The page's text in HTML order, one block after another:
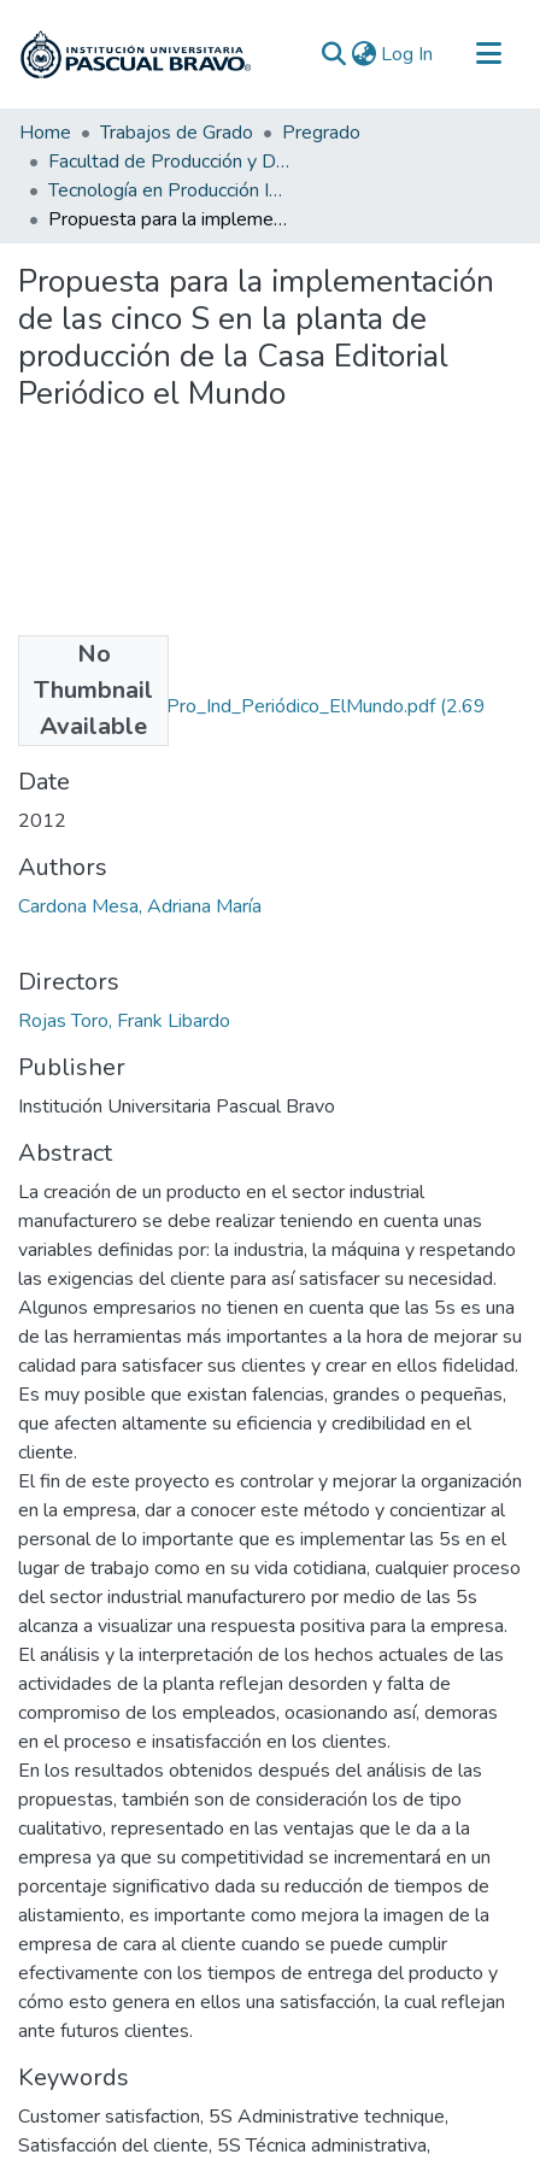
Log In (current)
Communities & Collections
All of DSpace
Statistics
Home Trabajos de Grado
Pregrado
Facultad de Producción y Diseño
Tecnología en Producción Industrial
Propuesta para la implementación de las cinco S en la planta de producción de la Casa Editorial Periódico el Mundo
Propuesta para la implementación
de las cinco S en la planta de
producción de la Casa Editorial
Periódico el Mundo
No
Thumbnail
Available
Rep_iupb_Tec_Pro_Ind_Periódico_ElMundo.pdf(2.69
MB)
Date
2012
Authors
Cardona Mesa, Adriana María
Directors
Rojas Toro, Frank Libardo
Publisher
Institución Universitaria Pascual Bravo
Abstract
La creación de un producto en el sector industrial
manufacturero se debe realizar teniendo en cuenta unas
variables definidas por: la industria, la máquina y respetando
las exigencias del cliente para así satisfacer su necesidad.
Algunos empresarios no tienen en cuenta que las 5s es una
de las herramientas más importantes a la hora de mejorar su
calidad para satisfacer sus clientes y crear en ellos fidelidad.
Es muy posible que existan falencias, grandes o pequeñas,
que afecten altamente su eficiencia y credibilidad en el
cliente.
El fin de este proyecto es controlar y mejorar la organización
en la empresa, dar a conocer este método y concientizar al
personal de lo importante que es implementar las 5s en el
lugar de trabajo como en su vida cotidiana, cualquier proceso
del sector industrial manufacturero por medio de las 5s
alcanza a visualizar una respuesta positiva para la empresa.
El análisis y la interpretación de los hechos actuales de las
actividades de la planta reflejan desorden y falta de
compromiso de los empleados, ocasionando así, demoras
en el proceso e insatisfacción en los clientes.
En los resultados obtenidos después del análisis de las
propuestas, también son de consideración los de tipo
cualitativo, representado en las ventajas que le da a la
empresa ya que su competitividad se incrementará en un
porcentaje significativo dada su reducción de tiempos de
alistamiento, es importante como mejora la imagen de la
empresa de cara al cliente cuando se puede cumplir
efectivamente con los tiempos de entrega del producto y
cómo esto genera en ellos una satisfacción, la cual reflejan
ante futuros clientes.
Keywords
Customer satisfaction, 5S Administrative technique,
Satisfacción del cliente, 5S Técnica administrativa,